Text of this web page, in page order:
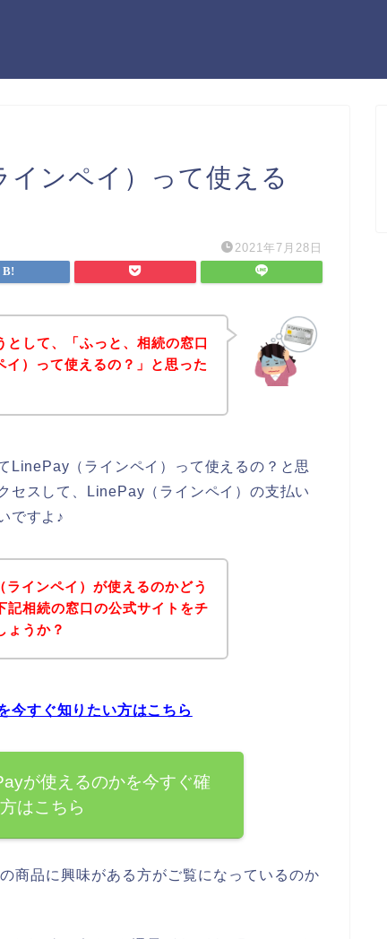
ンペイ）って使える
2021年7月28日
して、「ふっと、相続の窓口
）って使えるの？」と思った
LinePay（ラインペイ）って使えるの？と思
セスして、LinePay（ラインペイ）の支払い
ですよ♪
インペイ）が使えるのかどう
記相続の窓口の公式サイトをチ
ょうか？
今すぐ知りたい方はこちら
が使えるのかを今すぐ確
はこちら
商品に興味がある方がご覧になっているのか